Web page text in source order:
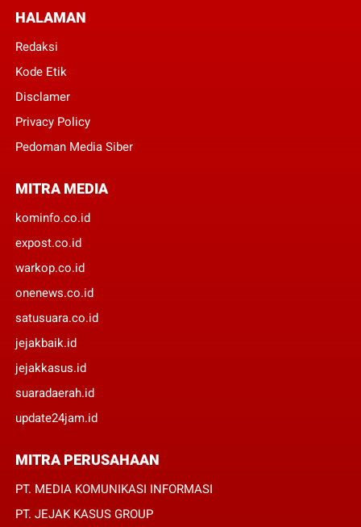
HALAMAN
Redaksi
Kode Etik
Disclamer
Privacy Policy
Pedoman Media Siber
MITRA MEDIA
kominfo.co.id
expost.co.id
warkop.co.id
onenews.co.id
satusuara.co.id
jejakbaik.id
jejakkasus.id
suaradaerah.id
update24jam.id
MITRA PERUSAHAAN
PT. MEDIA KOMUNIKASI INFORMASI
PT. JEJAK KASUS GROUP